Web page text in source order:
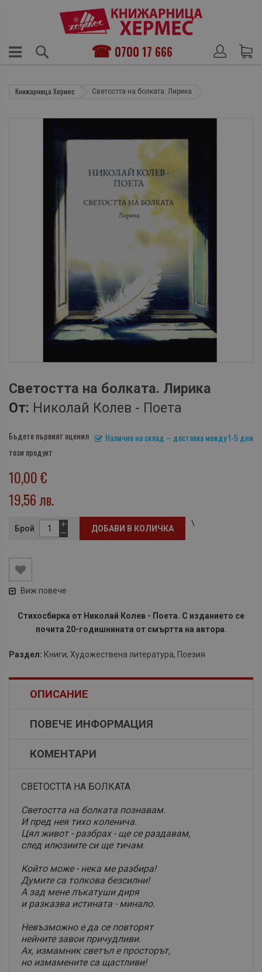
0700 17 666
Книжарница Хермес Светостта на болката. Лирика
Светостта на болката. Лирика
От: Николай Колев - Поета
Налично на склад – доставка между 1-5 дни
Бъдете първият оценил
този продукт
10,00 €
19,56 лв.
Брой ДОБАВИ В КОЛИЧКА
\
Виж повече
Стихосбирка от Николай Колев - Поета. С изданието се
почита 20-годишнината от смъртта на автора.
Раздел: Книги, Художествена литература, Поезия
ОПИСАНИЕ
ПОВЕЧЕ ИНФОРМАЦИЯ
КОМЕНТАРИ
СВЕТОСТТА НА БОЛКАТА
Светостта на болката познавам.
И пред нея тихо коленича.
Цял живот - разбрах - ще се раздавам,
след илюзиите си ще тичам.
Който може - нека ме разбира!
Думите са толкова безсилни!
А зад мене лъкатуши диря
и разказва истината - минало.
Невъзможно е да се повторят
нейните завои причудливи.
Ах, измамник светъл е просторът,
но измамените са щастливи!